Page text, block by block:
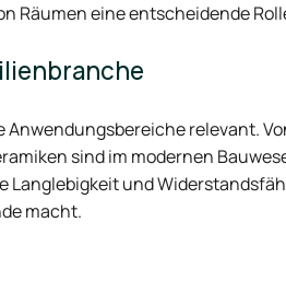
Räumen eine entscheidende
relevant.
sind im modernen
Langlebigkeit und
macht.